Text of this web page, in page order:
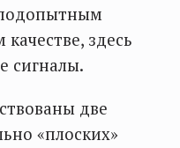
здесь
сигналы.
две
«плоских»